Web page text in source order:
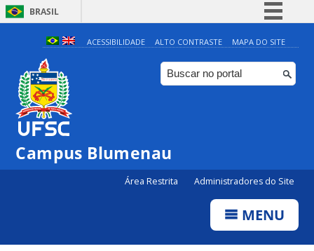
BRASIL
Simplifique!
Comunica BR
Participe
ACESSIBILIDADE ALTO CONTRASTE MAPA DO SITE
Campus Blumenau
Área Restrita Administradores do Site
MENU